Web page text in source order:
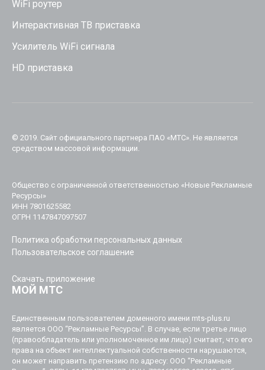
WiFi роутер
Интерактивная ТВ приставка
Усилитель WiFi сигнала
HD приставка
© 2019. Cайт официального партнера ПАО «МТС». Не является
средством массовой информации.
Общество с ограниченной ответственностью «Новые Рекламные
Ресурсы»
ИНН 7801625582
ОГРН 1147847097507
Политика обработки персональных данных
Пользовательское соглашение
Скачать приложение
МОЙ МТС
Единственным пользователем доменного имени mts-plus.ru
является ООО “Рекламные Ресурсы”. В случае, если третье лицо
(правообладатель или уполномоченное им лицо) считает, что его
права на объект интеллектуальной собственности нарушаются,
он может направить претензию по адресу: ООО “Рекламные